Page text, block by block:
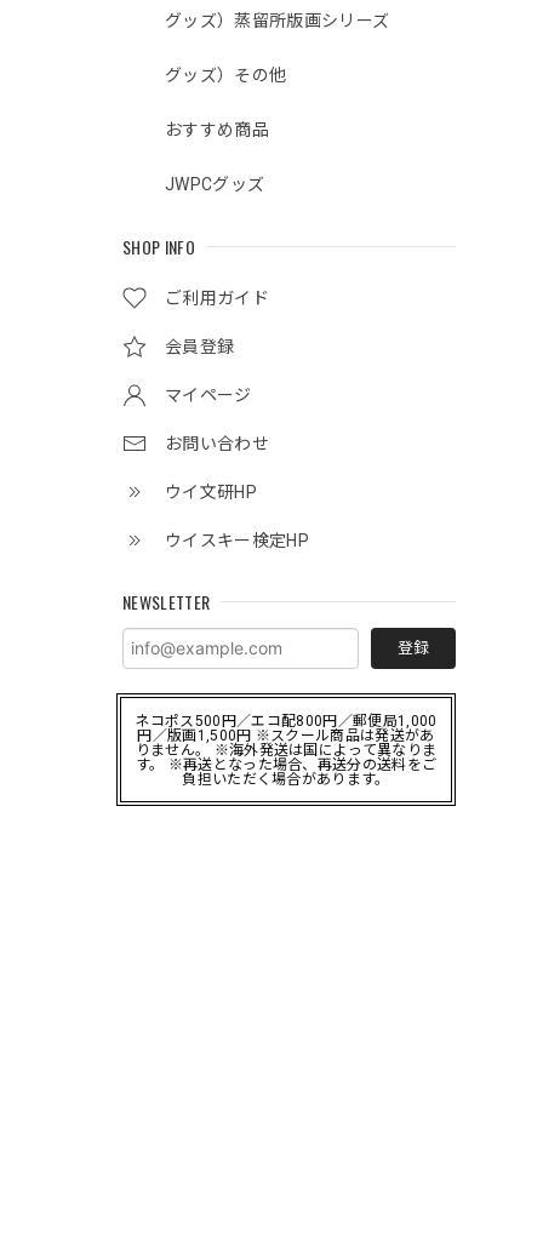
グッズ）蒸留所版画シリーズ
グッズ）その他
おすすめ商品
JWPCグッズ
SHOP INFO
ご利用ガイド
会員登録
マイページ
お問い合わせ
ウイ文研HP
ウイスキー検定HP
NEWSLETTER
登録
ネコポス500円／エコ配800円／郵便局1,000
円／版画1,500円 ※スクール商品は発送があ
りません。 ※海外発送は国によって異なりま
す。 ※再送となった場合、再送分の送料をご
負担いただく場合があります。